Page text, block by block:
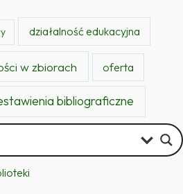
działalność edukacyjna
w zbiorach oferta
bibliograficzne